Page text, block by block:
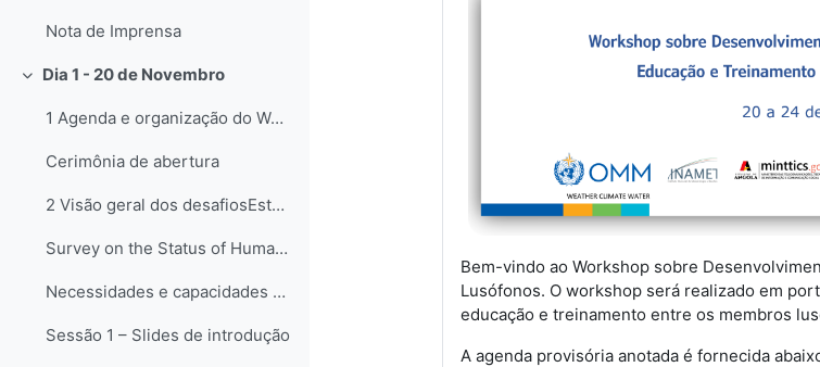
Nota de Imprensa
Colapsar
Dia 1 - 20 de Novembro
1 Agenda e organização do WorkshopAbertura do Work...
Cerimônia de abertura
2 Visão geral dos desafiosEsta sessão apresentará ...
Survey on the Status of Human Resources in National Meteorological and Hydrological Services: Staff, Competencies and Qualifications (WMO-No. 1305)
Necessidades e capacidades de educação e treinamento - Enquete
Sessão 1 – Slides de introdução
Bem-vindo ao Workshop sobre
Lusófonos. O workshop será realizado em
educação e treinamento entre os membros
A agenda provisória anotada é fornecida